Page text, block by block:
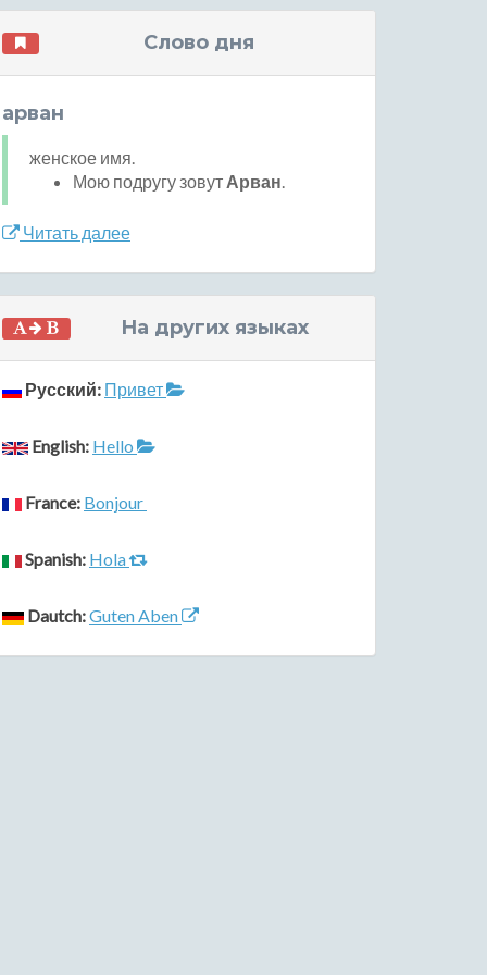
Слово дня
арван
женское имя.
Мою подругу зовут Арван.
Читать далее
На других языках
Русский: Привет
English: Hello
France: Bonjour
Spanish: Hola
Dautch:Guten Aben